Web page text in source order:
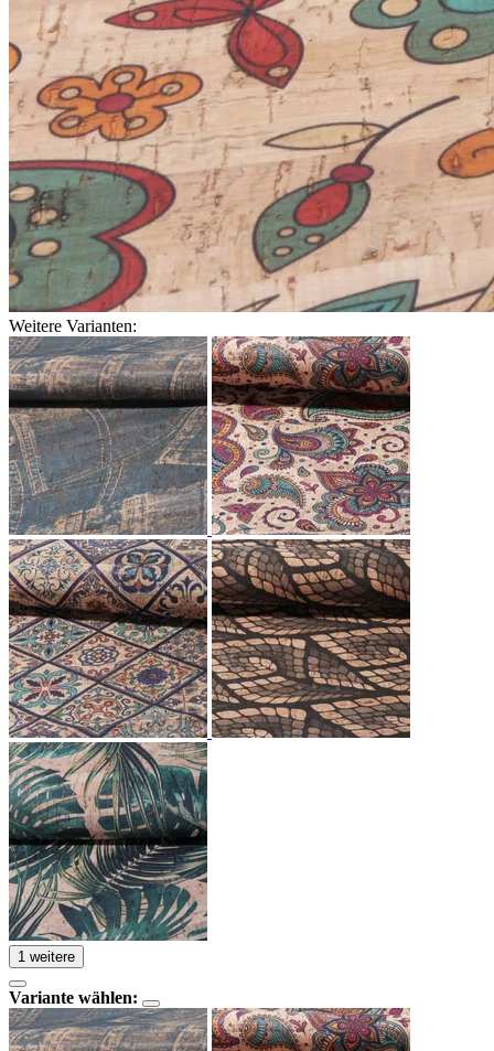
Weitere Varianten:
1 weitere
Variante wählen: